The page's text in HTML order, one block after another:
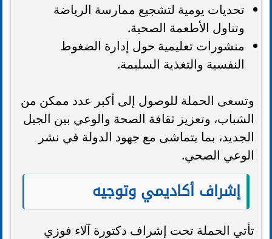
تحديات يومية لتشجيع ممارسة الرياضة
وتناول الأطعمة الصحية.
منشورات تعليمية حول إدارة الضغوط
النفسية والتغذية السليمة.
وتسعى الحملة للوصول إلى أكبر عدد ممكن من
الشباب، وتعزيز ثقافة الصحة والوعي بين الجيل
الجديد، بما يتماشى مع جهود الدولة في نشر
الوعي الصحي.
إشراف أكاديمي وتوجيه
تأتي الحملة تحت إشراف دكتورة آلاء فوزي